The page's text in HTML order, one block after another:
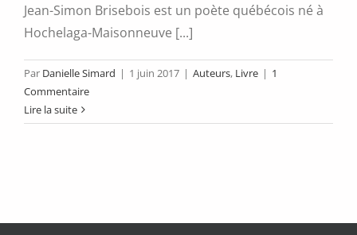
Jean-Simon Brisebois est un poète québécois né à
Hochelaga-Maisonneuve [...]
Par Danielle Simard | 1 juin 2017 | Auteurs, Livre | 1
Commentaire
Lire la suite